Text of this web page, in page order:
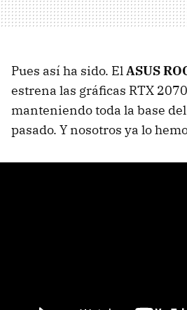
Pues así ha sido. ElASUS
estrena las gráficas RTX
manteniendo toda la base
pasado. Y nosotros ya lo